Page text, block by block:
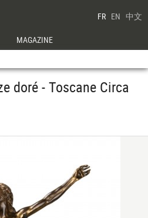
FR EN 中文
MAGAZINE
doré - Toscane Circa